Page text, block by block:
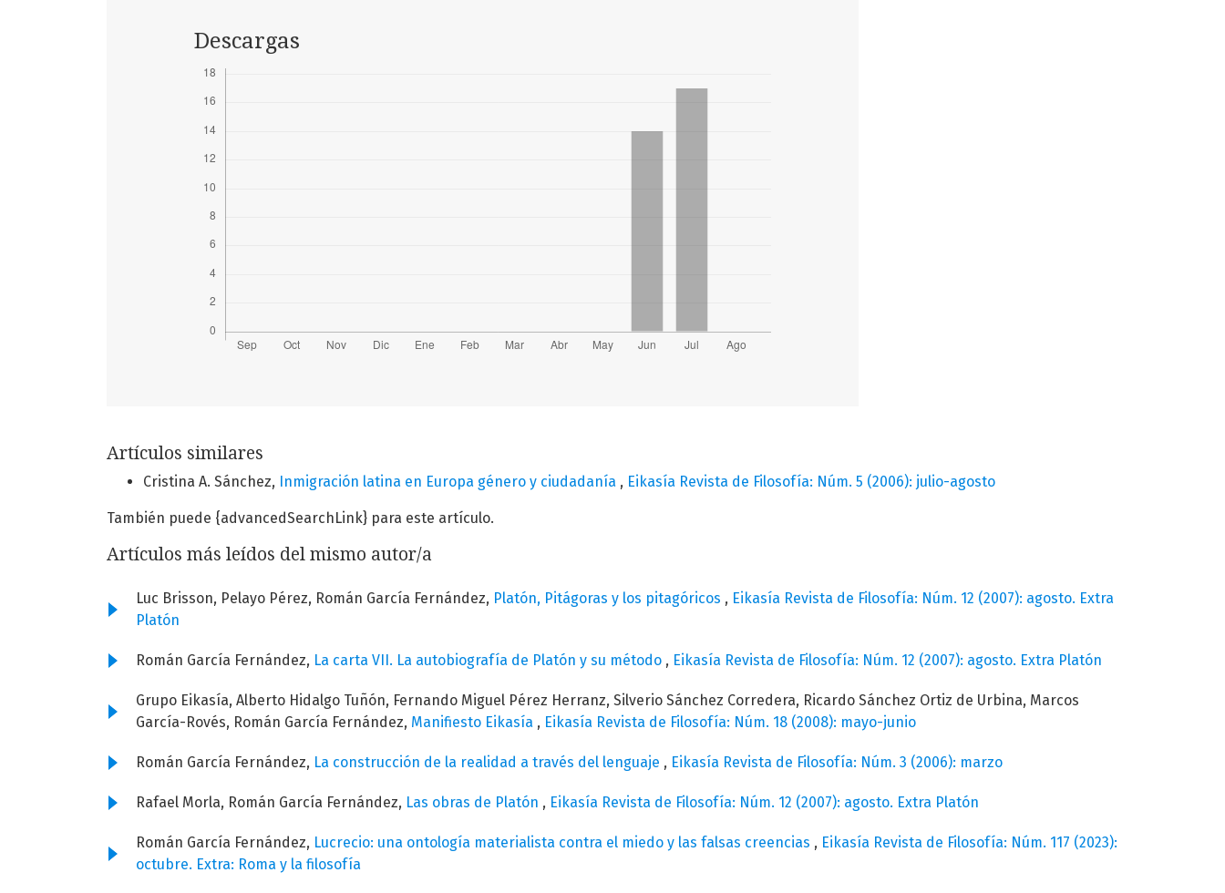
Descargas
Artículos similares
Cristina A. Sánchez, Inmigración latina en Europa género y ciudadanía , Eikasía Revista de Filosofía: Núm. 5 (2006): julio-agosto
También puede {advancedSearchLink} para este artículo.
Artículos más leídos del mismo autor/a
Luc Brisson, Pelayo Pérez, Román García Fernández, Platón, Pitágoras y los pitagóricos , Eikasía Revista de Filosofía: Núm. 12 (2007): agosto. Extra
Platón
Román García Fernández, La carta VII. La autobiografía de Platón y su método , Eikasía Revista de Filosofía: Núm. 12 (2007): agosto. Extra Platón
Grupo Eikasía, Alberto Hidalgo Tuñón, Fernando Miguel Pérez Herranz, Silverio Sánchez Corredera, Ricardo Sánchez Ortiz de Urbina, Marcos
García-Rovés, Román García Fernández, Manifiesto Eikasía , Eikasía Revista de Filosofía: Núm. 18 (2008): mayo-junio
Román García Fernández, La construcción de la realidad a través del lenguaje , Eikasía Revista de Filosofía: Núm. 3 (2006): marzo
Rafael Morla, Román García Fernández, Las obras de Platón , Eikasía Revista de Filosofía: Núm. 12 (2007): agosto. Extra Platón
Román García Fernández, Lucrecio: una ontología materialista contra el miedo y las falsas creencias , Eikasía Revista de Filosofía: Núm. 117 (2023):
octubre. Extra: Roma y la filosofía